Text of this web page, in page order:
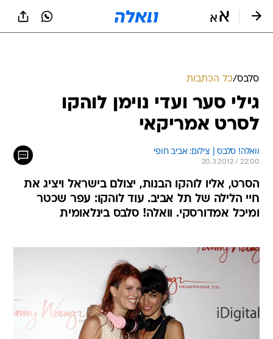
סלבס/כל הכתבות
גילי סער ועדי נוימן לוהקו
לסרט אמריקאי
וואלה! סלבס | צילום: אביב חופי
20.3.2012 / 22:00
הסרט, אליו לוהקו הבנות, יצולם בישראל ויציג את
חיי הלילה של תל אביב. עוד לוהקו: עפר שכטר
ומיכל אמדורסקי. וואלה! סלבס בינלאומית